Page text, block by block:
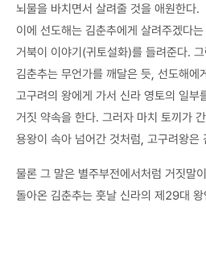
뇌물을 바치면서 살려줄 것을 애원한다.
이에 선도해는 김춘추에게 살려주겠다
거북이 이야기(귀토설화)를 들려준다.
김춘추는 무언가를 깨달은 듯, 선도해에
고구려의 왕에게 가서 신라 영토의 일부
거짓 약속을 한다. 그러자 마치 토끼가
용왕이 속아 넘어간 것처럼, 고구려왕은
물론 그 말은 별주부전에서처럼 거짓말
돌아온 김춘추는 훗날 신라의 제29대